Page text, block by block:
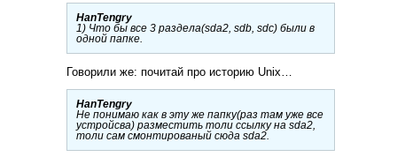
HanTengry
1) Что бы все 3 раздела(sda2, sdb, sdc) были в
одной папке.
Говорили же: почитай про историю Unix…
HanTengry
Не понимаю как в эту же папку(раз там уже все
устройсва) разместить толи ссылку на sda2,
толи сам смонтированый сюда sda2.